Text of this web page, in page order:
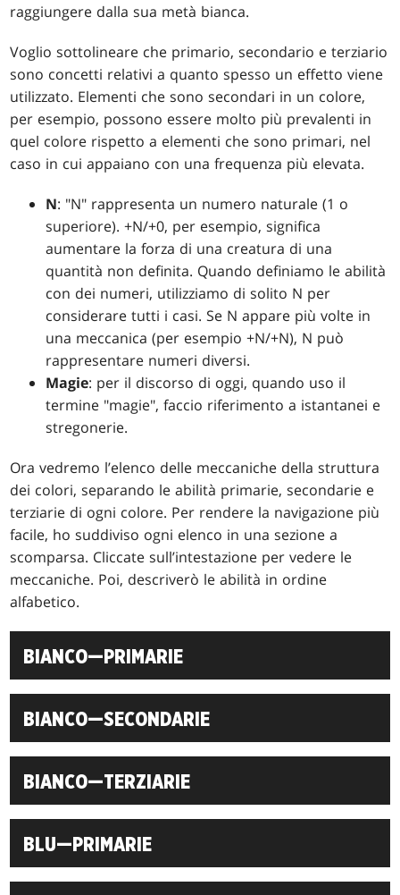
raggiungere dalla sua metà bianca.
Voglio sottolineare che primario, secondario e terziario
sono concetti relativi a quanto spesso un effetto viene
utilizzato. Elementi che sono secondari in un colore,
per esempio, possono essere molto più prevalenti in
quel colore rispetto a elementi che sono primari, nel
caso in cui appaiano con una frequenza più elevata.
N: "N" rappresenta un numero naturale (1 o
superiore). +N/+0, per esempio, significa
aumentare la forza di una creatura di una
quantità non definita. Quando definiamo le abilità
con dei numeri, utilizziamo di solito N per
considerare tutti i casi. Se N appare più volte in
una meccanica (per esempio +N/+N), N può
rappresentare numeri diversi.
Magie: per il discorso di oggi, quando uso il
termine "magie", faccio riferimento a istantanei e
stregonerie.
Ora vedremo l’elenco delle meccaniche della struttura
dei colori, separando le abilità primarie, secondarie e
terziarie di ogni colore. Per rendere la navigazione più
facile, ho suddiviso ogni elenco in una sezione a
scomparsa. Cliccate sull’intestazione per vedere le
meccaniche. Poi, descriverò le abilità in ordine
alfabetico.
BIANCO—PRIMARIE
BIANCO—SECONDARIE
BIANCO—TERZIARIE
BLU—PRIMARIE